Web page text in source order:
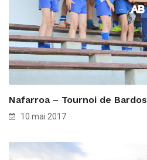
Nafarroa – Tournoi de Bardos
10 mai 2017